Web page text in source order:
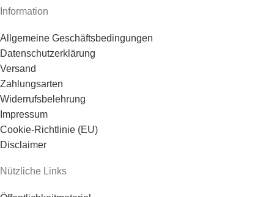
Information
Allgemeine Geschäftsbedingungen
Datenschutzerklärung
Versand
Zahlungsarten
Widerrufsbelehrung
Impressum
Cookie-Richtlinie (EU)
Disclaimer
Nützliche Links